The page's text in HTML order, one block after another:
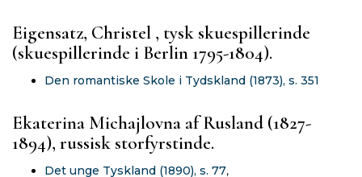
Eigensatz, Christel , tysk skuespillerinde
(skuespillerinde i Berlin 1795-1804).
Den romantiske Skole i Tydskland (1873), s. 351
Ekaterina Michajlovna af Rusland (1827-
1894), russisk storfyrstinde.
Det unge Tyskland (1890), s. 77,